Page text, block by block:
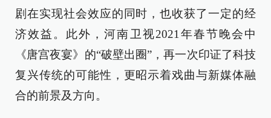
剧在实现社会效应的同时，也收获了一定的经
济效益。此外，河南卫视2021年春节晚会中
《唐宫夜宴》的“破壁出圈”，再一次印证了科技
复兴传统的可能性，更昭示着戏曲与新媒体融
合的前景及方向。